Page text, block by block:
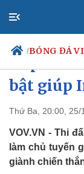
/BÓNG ĐÁ
Chính trị
Đảng
Tổ chức nhân sự
Quốc hội
Nhận diện sự thật
bật giúp
Thứ Ba, 20:00, 25/
VOV.VN - Thi
làm chủ tuyến
giành chiến